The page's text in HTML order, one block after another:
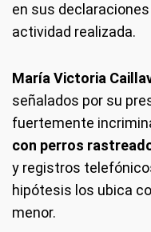
en sus
actividad realizada.
María Victoria
señalados por su
fuertemente
con perros
y registros
hipótesis los ubica
menor.